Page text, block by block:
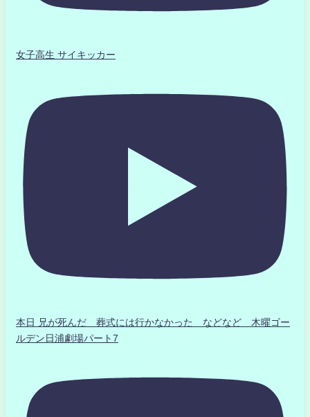
女子高生 サイキッカー
本日 兄が死んだ 葬式には行かなかった などなど 木曜ゴー
ルデン日浦劇場パート7